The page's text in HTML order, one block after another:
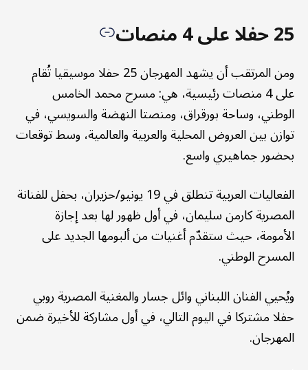
25 حفلا على 4 منصات
ومن المرتقب أن يشهد المهرجان 25 حفلا موسيقيا تُقام
على 4 منصات رئيسية، هي: مسرح محمد الخامس
الوطني، وساحة بورقراق، ومنصتا النهضة والسويسي، في
توازن بين العروض المحلية والعربية والعالمية، وسط توقعات
بحضور جماهيري واسع.
الفعاليات العربية تنطلق في 19 يونيو/حزيران، بحفل للفنانة
المصرية كارمن سليمان، في أول ظهور لها بعد إجازة
الأمومة، حيث ستقدّم أغنيات من ألبومها الجديد على
المسرح الوطني.
ويُحيي الفنان اللبناني وائل جسار والمغنية المصرية روبي
حفلا مشتركا في اليوم التالي، في أول مشاركة للأخيرة ضمن
المهرجان.